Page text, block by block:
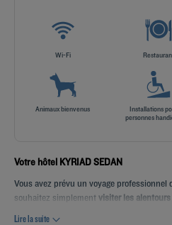
Wi-Fi
Animaux bienvenus
Installations
personnes
Votre hôtel KYRIAD SEDAN
Vous avez prévu un voyage professionnel
souhaitez simplement visiter les alentours
Lire la suite